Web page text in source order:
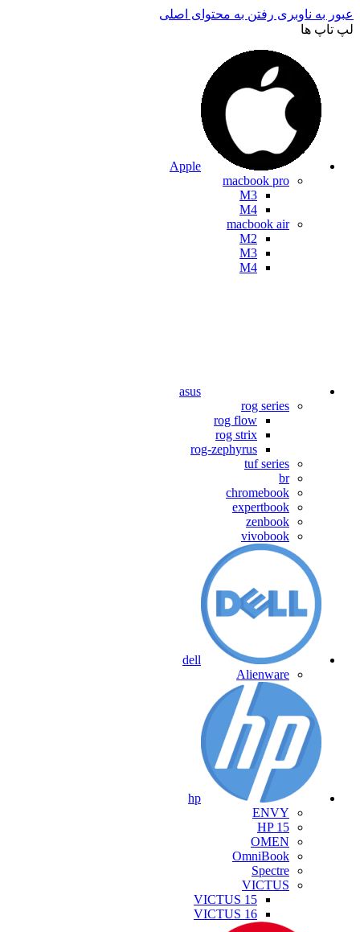
عبور به ناوبری رفتن به محتوای اصلی
لپ تاپ ها
Apple
macbook pro
M3
M4
macbook air
M2
M3
M4
asus
rog series
rog flow
rog strix
rog-zephyrus
tuf series
br
chromebook
expertbook
zenbook
vivobook
dell
Alienware
hp
ENVY
HP 15
OMEN
OmniBook
Spectre
VICTUS
VICTUS 15
VICTUS 16